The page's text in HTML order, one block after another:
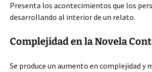
Presenta los acontecimientos que los
desarrollando al interior de un relato.
Complejidad en la Novela
Se produce un aumento en complejidad y